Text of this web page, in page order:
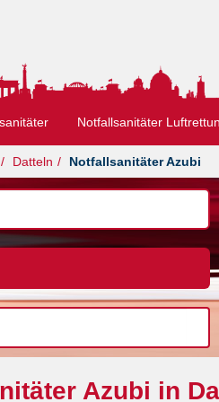
Notfallsanitäter
Datteln Notfallsanitäter Azubi
Azubi in